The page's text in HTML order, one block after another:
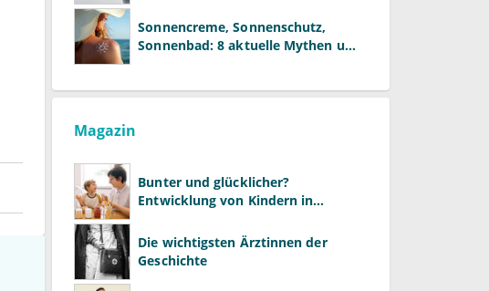
Sonnencreme, Sonnenschutz,
Sonnenbad: 8 aktuelle Mythen und
Magazin
Bunter und glücklicher?
Entwicklung von Kindern in
Die wichtigsten Ärztinnen der
Geschichte